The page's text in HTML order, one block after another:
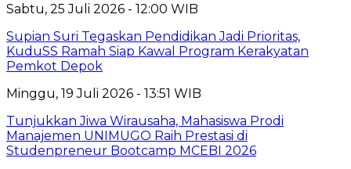
Sabtu, 25 Juli 2026 - 12:00 WIB
Supian Suri Tegaskan Pendidikan Jadi Prioritas,
KuduSS Ramah Siap Kawal Program Kerakyatan
Pemkot Depok
Minggu, 19 Juli 2026 - 13:51 WIB
Tunjukkan Jiwa Wirausaha, Mahasiswa Prodi
Manajemen UNIMUGO Raih Prestasi di
Studenpreneur Bootcamp MCEBI 2026